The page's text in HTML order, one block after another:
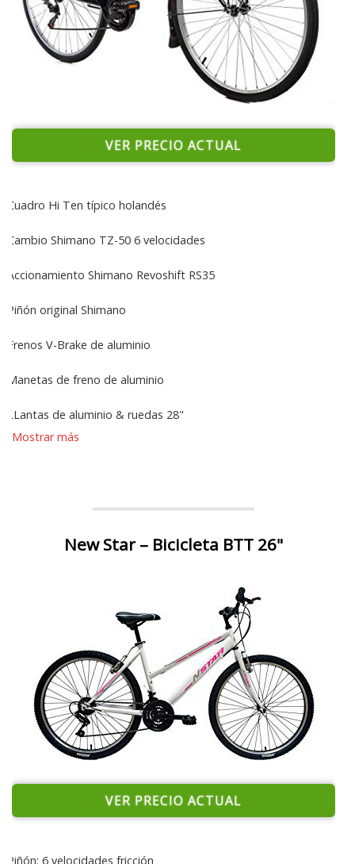
VER PRECIO ACTUAL
Cuadro Hi Ten típico holandés
Cambio Shimano TZ-50 6 velocidades
Accionamiento Shimano Revoshift RS35
Piñón original Shimano
Frenos V-Brake de aluminio
Manetas de freno de aluminio
LLantas de aluminio & ruedas 28"
Mostrar más
New Star – Bicicleta BTT 26"
VER PRECIO ACTUAL
Piñón: 6 velocidades fricción